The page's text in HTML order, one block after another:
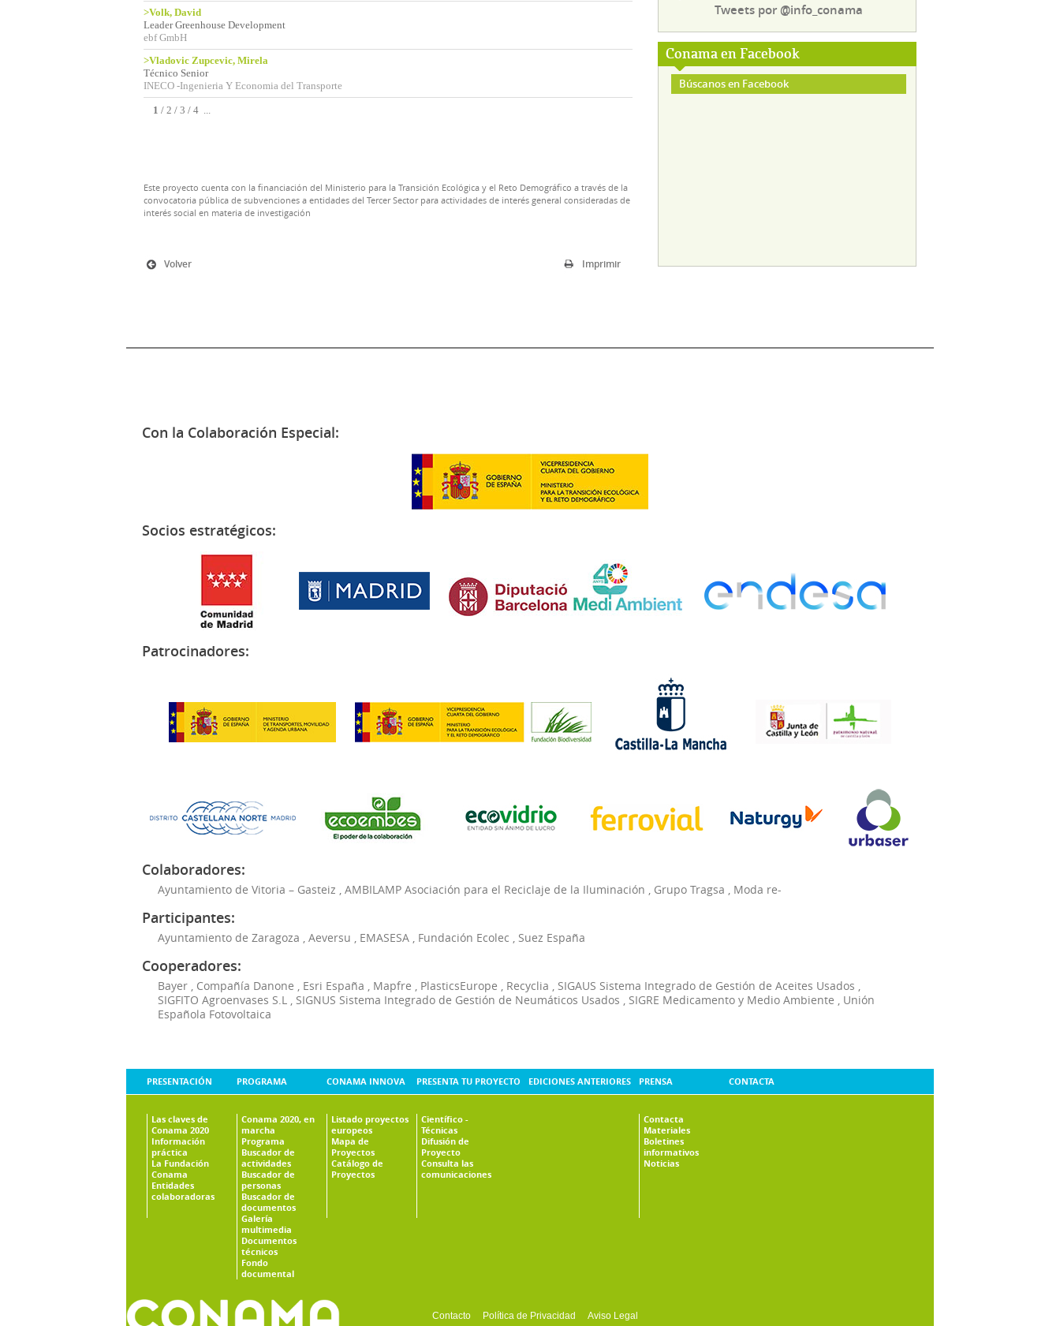
Tweets por @info_conama
Conama en Facebook
Búscanos en Facebook
>Volk, David
Leader Greenhouse Development
ebf GmbH
>Vladovic Zupcevic, Mirela
Técnico Senior
INECO -Ingenieria Y Economia del Transporte
1 / 2 / 3 / 4 ...
Este proyecto cuenta con la financiación del Ministerio para la Transición Ecológica y el Reto Demográfico a través de la
convocatoria pública de subvenciones a entidades del Tercer Sector para actividades de interés general consideradas de
interés social en materia de investigación
Imprimir
Volver
Con la Colaboración Especial:
Socios estratégicos:
Patrocinadores:
Colaboradores:
Ayuntamiento de Vitoria – Gasteiz , AMBILAMP Asociación para el Reciclaje de la Iluminación , Grupo Tragsa , Moda re-
Participantes:
Ayuntamiento de Zaragoza , Aeversu , EMASESA , Fundación Ecolec , Suez España
Cooperadores:
Bayer , Compañía Danone , Esri España , Mapfre , PlasticsEurope , Recyclia , SIGAUS Sistema Integrado de Gestión de Aceites Usados ,
SIGFITO Agroenvases S.L , SIGNUS Sistema Integrado de Gestión de Neumáticos Usados , SIGRE Medicamento y Medio Ambiente , Unión
Española Fotovoltaica
PRESENTACIÓN
Las claves de
Conama 2020
Información
práctica
La Fundación
Conama
Entidades
colaboradoras
PROGRAMA
Conama 2020, en
marcha
Programa
Buscador de
actividades
Buscador de
personas
Buscador de
documentos
Galería
multimedia
Documentos
técnicos
Fondo
documental
CONAMA INNOVA
Listado proyectos
europeos
Mapa de
Proyectos
Catálogo de
Proyectos
PRESENTA TU PROYECTO
Científico -
Técnicas
Difusión de
Proyecto
Consulta las
comunicaciones
EDICIONES ANTERIORES PRENSA
Contacta
Materiales
Boletines
informativos
Noticias
CONTACTA
Contacto Política de Privacidad Aviso Legal